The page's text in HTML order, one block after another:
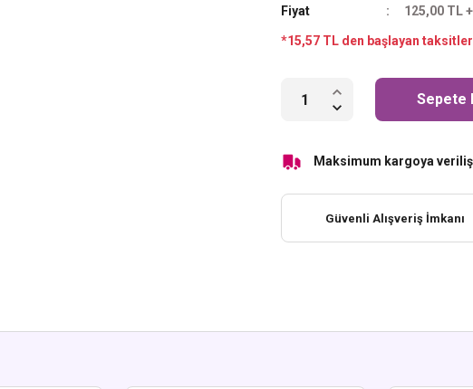
Fiyat 125,00 TL
*15,57 TL den başlayan
Sepete
Maksimum kargoya
Güvenli Alışveriş İmkanı